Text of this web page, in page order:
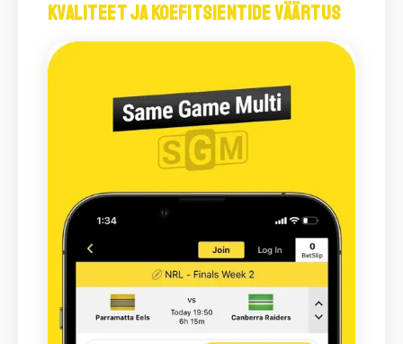
Kvaliteet ja koefitsientide väärtus